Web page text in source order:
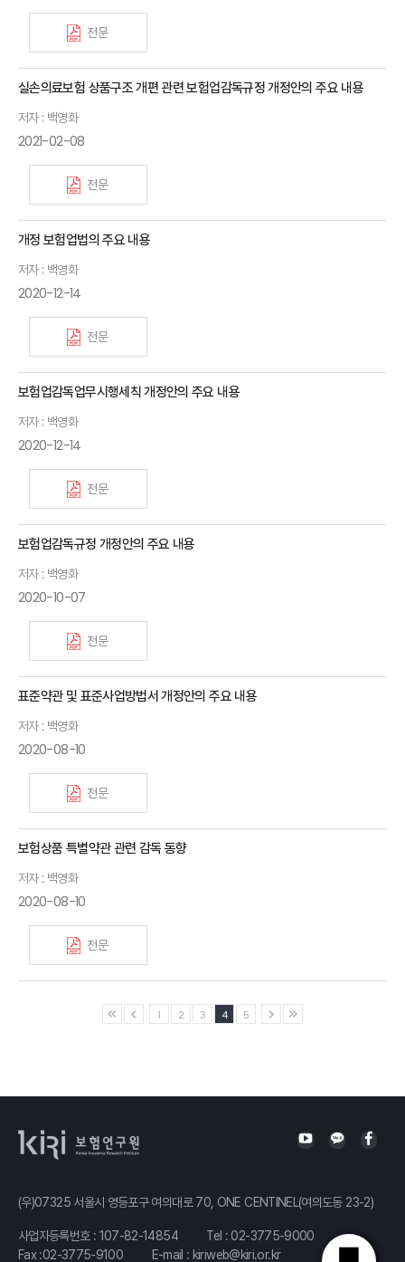
전문
실손의료보험 상품구조 개편 관련 보험업감독규정 개정안의 주요 내용
저자 : 백영화
2021-02-08
전문
개정 보험업법의 주요 내용
저자 : 백영화
2020-12-14
전문
보험업감독업무시행세칙 개정안의 주요 내용
저자 : 백영화
2020-12-14
전문
보험업감독규정 개정안의 주요 내용
저자 : 백영화
2020-10-07
전문
표준약관 및 표준사업방법서 개정안의 주요 내용
저자 : 백영화
2020-08-10
전문
보험상품 특별약관 관련 감독 동향
저자 : 백영화
2020-08-10
전문
1 2 3 4 5
(우)07325 서울시 영등포구 여의대로 70, ONE CENTINEL(여의도동 23-2)
사업자등록번호 : 107-82-14854 Tel : 02-3775-9000
Fax :02-3775-9100
E-mail : kiriweb@kiri.or.kr